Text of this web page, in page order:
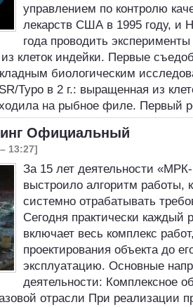
управлением по контролю
лекарств США в 1995 году, и
года проводить
из клеток индейки. Первые
биологическим
Туро в 2 г.: выращенная из
на рыбное филе. Первый
Официальный
13:27]
За 15 лет деятельности
выстроило алгоритм работы,
системно отрабатывать
Сегодня практически каждый
включает весь комплекс
проектирования объекта до
эксплуатацию. Основные
деятельности: Комплексное
отрасли При реализации